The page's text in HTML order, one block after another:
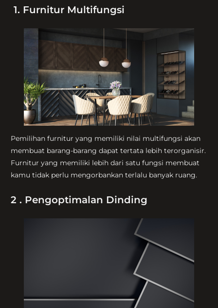
1. Furnitur Multifungsi
Pemilihan furnitur yang memiliki nilai multifungsi akan
membuat barang-barang dapat tertata lebih terorganisir.
Furnitur yang memiliki lebih dari satu fungsi membuat
kamu tidak perlu mengorbankan terlalu banyak ruang.
2 . Pengoptimalan Dinding